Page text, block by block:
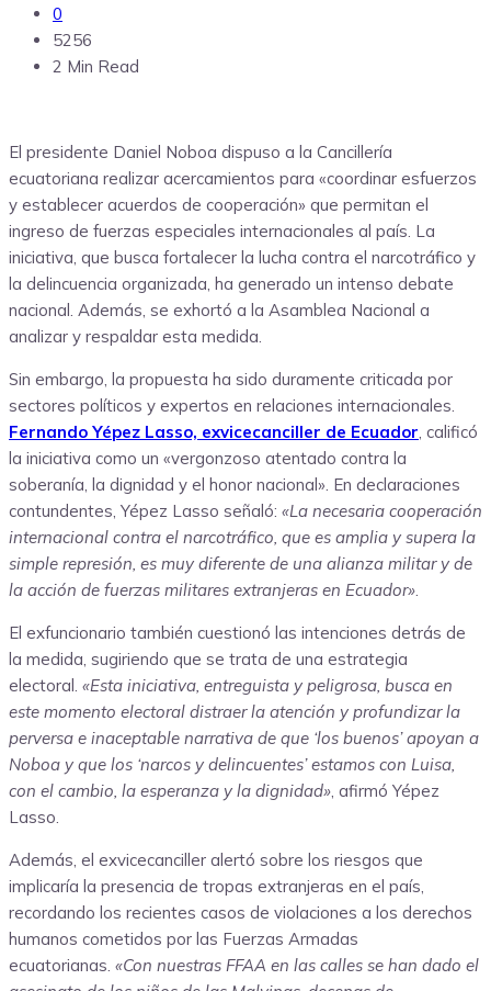
0
5256
2 Min Read
El presidente Daniel Noboa dispuso a la Cancillería
ecuatoriana realizar acercamientos para «coordinar esfuerzos
y establecer acuerdos de cooperación» que permitan el
ingreso de fuerzas especiales internacionales al país. La
iniciativa, que busca fortalecer la lucha contra el narcotráfico y
la delincuencia organizada, ha generado un intenso debate
nacional. Además, se exhortó a la Asamblea Nacional a
analizar y respaldar esta medida.
Sin embargo, la propuesta ha sido duramente criticada por
sectores políticos y expertos en relaciones internacionales.
Fernando Yépez Lasso, exvicecanciller de Ecuador, calificó
la iniciativa como un «vergonzoso atentado contra la
soberanía, la dignidad y el honor nacional». En declaraciones
contundentes, Yépez Lasso señaló: «La necesaria cooperación
internacional contra el narcotráfico, que es amplia y supera la
simple represión, es muy diferente de una alianza militar y de
la acción de fuerzas militares extranjeras en Ecuador».
El exfuncionario también cuestionó las intenciones detrás de
la medida, sugiriendo que se trata de una estrategia
electoral. «Esta iniciativa, entreguista y peligrosa, busca en
este momento electoral distraer la atención y profundizar la
perversa e inaceptable narrativa de que ‘los buenos’ apoyan a
Noboa y que los ‘narcos y delincuentes’ estamos con Luisa,
con el cambio, la esperanza y la dignidad», afirmó Yépez
Lasso.
Además, el exvicecanciller alertó sobre los riesgos que
implicaría la presencia de tropas extranjeras en el país,
recordando los recientes casos de violaciones a los derechos
humanos cometidos por las Fuerzas Armadas
ecuatorianas. «Con nuestras FFAA en las calles se han dado el